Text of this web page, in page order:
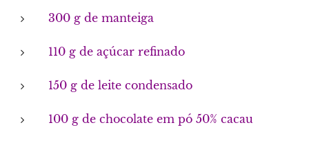
300 g de manteiga
110 g de açúcar refinado
150 g de leite condensado
100 g de chocolate em pó 50% cacau